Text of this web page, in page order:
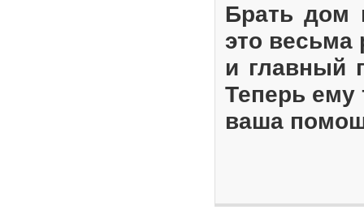
Брать дом
это весьма
и главный
Теперь ему
ваша